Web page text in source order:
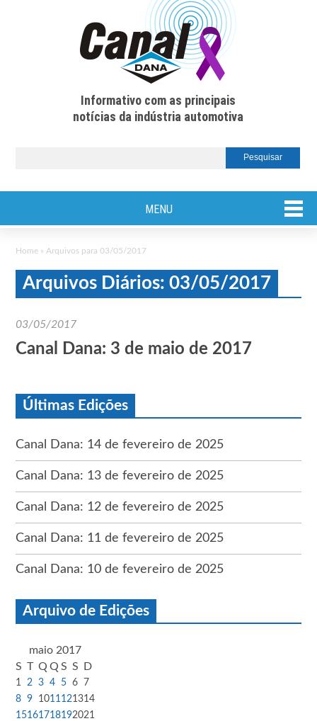
Informativo com as principais
notícias da indústria automotiva
MENU
Home » Arquivos para 03/05/2017
Arquivos Diários: 03/05/2017
03/05/2017
Canal Dana: 3 de maio de 2017
Últimas Edições
Canal Dana: 14 de fevereiro de 2025
Canal Dana: 13 de fevereiro de 2025
Canal Dana: 12 de fevereiro de 2025
Canal Dana: 11 de fevereiro de 2025
Canal Dana: 10 de fevereiro de 2025
Arquivo de Edições
maio 2017
S T Q Q S S D
1 2 3 4 5 6
7
8 9 1011 121314
15161718192021